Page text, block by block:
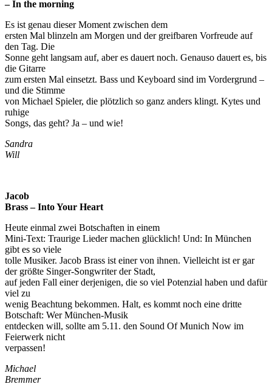
– In the morning
Es ist genau dieser Moment zwischen dem
ersten Mal blinzeln am Morgen und der greifbaren Vorfreude auf
den Tag. Die
Sonne geht langsam auf, aber es dauert noch. Genauso dauert es, bis
die Gitarre
zum ersten Mal einsetzt. Bass und Keyboard sind im Vordergrund –
und die Stimme
von Michael Spieler, die plötzlich so ganz anders klingt. Kytes und
ruhige
Songs, das geht? Ja – und wie!
Sandra
Will
Jacob
Brass – Into Your Heart
Heute einmal zwei Botschaften in einem
Mini-Text: Traurige Lieder machen glücklich! Und: In München
gibt es so viele
tolle Musiker. Jacob Brass ist einer von ihnen. Vielleicht ist er gar
der größte Singer-Songwriter der Stadt,
auf jeden Fall einer derjenigen, die so viel Potenzial haben und dafür
viel zu
wenig Beachtung bekommen. Halt, es kommt noch eine dritte
Botschaft: Wer München-Musik
entdecken will, sollte am 5.11. den Sound Of Munich Now im
Feierwerk nicht
verpassen!
Michael
Bremmer